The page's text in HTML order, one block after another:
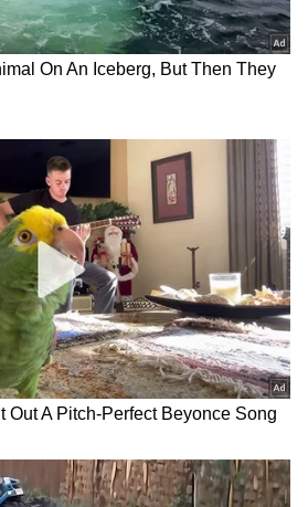
ಸಮಯದಲ್ಲಿ, ಮೇಷ ರಾಶಿಯ
ಬಗ್ಗೆ ಬಹಳ
ಏಕೆಂದರೆ, ಈ ಅವಧಿಯಲ್ಲಿ ನಿಮ್ಮ
ಹದಗೆಡಲಿದೆ. ಈ ಅವಧಿಯಲ್ಲಿ,
ನೋಡಿಕೊಳ್ಳಿ. ಅಲ್ಲದೆ,
ವ್ಯತ್ಯಾಸಗಳು ಉಂಟಾಗಬಹುದು.
ಎದುರಿಸಬಹುದು. ಈ
ಜನರು ಸಹ ನಿಮ್ಮ ಮೇಲೆ
ವೃತ್ತಿಜೀವನದಲ್ಲಿ, ನೀವು
ಹೊಂದಿರಬಹುದು.